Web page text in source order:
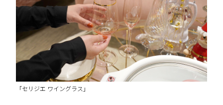
「セリジエ ワイングラス」